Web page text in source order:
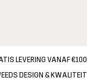
LEVERING VANAF €100
DESIGN & KWALITEIT